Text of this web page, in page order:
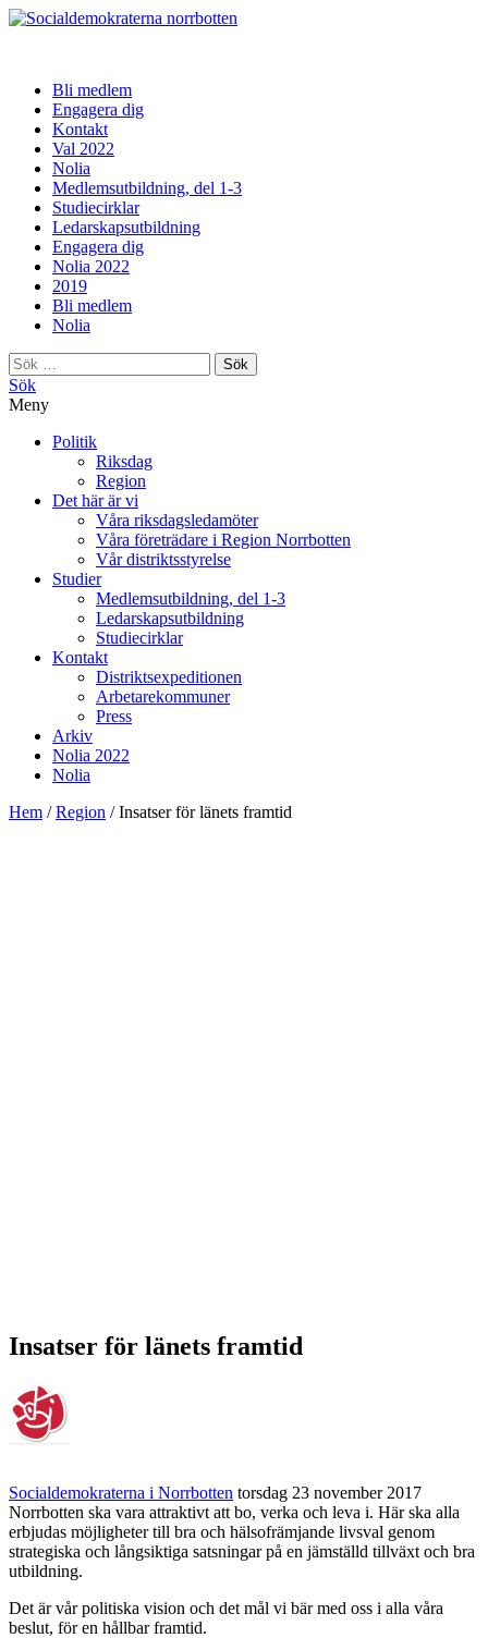
norrbotten
Bli medlem
Engagera dig
Kontakt
Val 2022
Nolia
Medlemsutbildning, del 1-3
Studiecirklar
Ledarskapsutbildning
Engagera dig
Nolia 2022
2019
Bli medlem
Nolia
Sök
efter:
Sök
Meny
Politik
Riksdag
Region
Det här är vi
Våra riksdagsledamöter
Våra företrädare i Region Norrbotten
Vår distriktsstyrelse
Studier
Medlemsutbildning, del 1-3
Ledarskapsutbildning
Studiecirklar
Kontakt
Distriktsexpeditionen
Arbetarekommuner
Press
Arkiv
Nolia 2022
Nolia
Hem /Region /Insatser för länets framtid
Insatser för länets framtid
Socialdemokraterna i Norrbotten torsdag 23 november 2017
Norrbotten ska vara attraktivt att bo, verka och leva i. Här ska alla
erbjudas möjligheter till bra och hälsofrämjande livsval genom
strategiska och långsiktiga satsningar på en jämställd tillväxt och bra
utbildning.
Det är vår politiska vision och det mål vi bär med oss i alla våra
beslut, för en hållbar framtid.